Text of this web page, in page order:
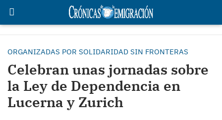
ORGANIZADAS POR SOLIDARIDAD SIN FRONTERAS
Celebran unas jornadas sobre
la Ley de Dependencia en
Lucerna y Zurich